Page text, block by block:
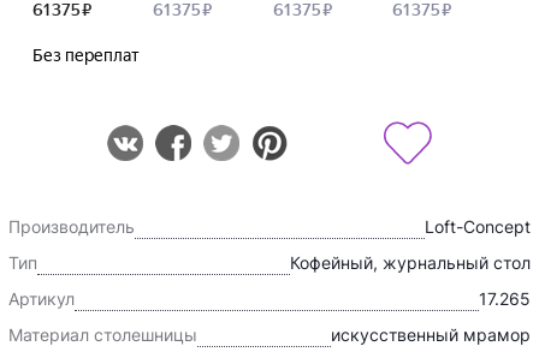
Производитель
Loft-Concept
Тип
Кофейный, журнальный стол
Артикул
17.265
Материал столешницы
искусственный мрамор